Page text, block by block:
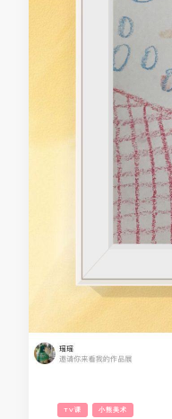
TV课 小熊美术